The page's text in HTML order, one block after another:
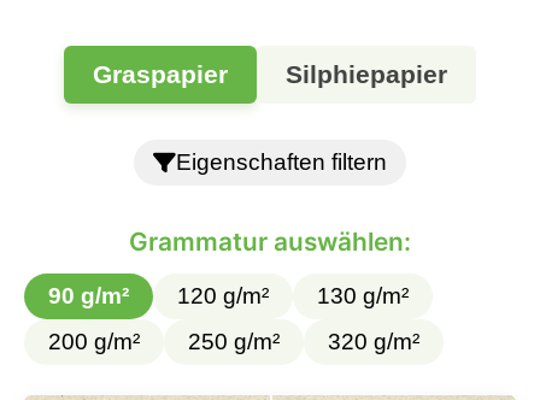
Graspapier Silphiepapier
Eigenschaften filtern
Grammatur auswählen:
90 g/m² 120 g/m²
130 g/m²
200 g/m²
250 g/m² 320 g/m²